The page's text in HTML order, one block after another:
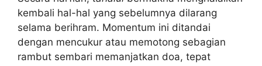
kembali hal-hal yang sebelumnya dilarang
selama berihram. Momentum ini ditandai
dengan mencukur atau memotong sebagian
rambut sembari memanjatkan doa, tepat